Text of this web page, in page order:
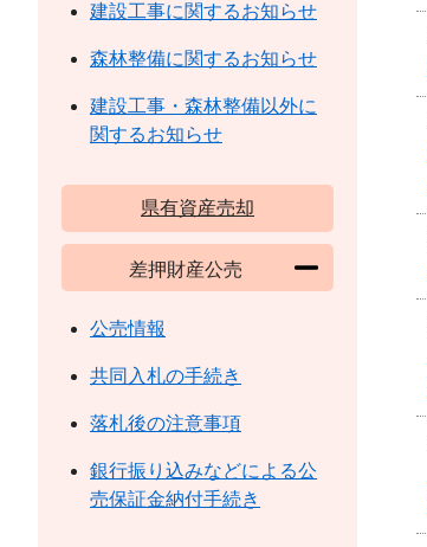
建設工事に関するお知らせ
森林整備に関するお知らせ
建設工事・森林整備以外に
関するお知らせ
県有資産売却
差押財産公売
公売情報
共同入札の手続き
落札後の注意事項
銀行振り込みなどによる公
売保証金納付手続き